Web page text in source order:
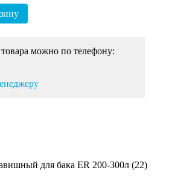
можно по телефону:
для бака ER 200-300л (22)